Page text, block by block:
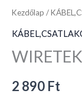
Kezdőlap /
2 890 Ft